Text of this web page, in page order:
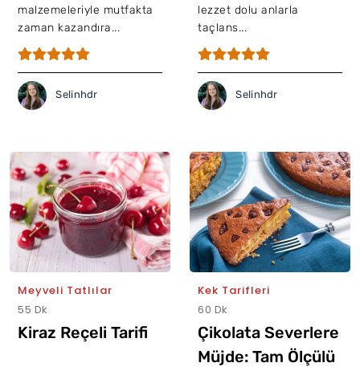
malzemeleriyle mutfakta
zaman kazandıra...
Selinhdr
lezzet dolu anlarla
taçlans...
Selinhdr
Meyveli Tatlılar
55 Dk
Kiraz Reçeli Tarifi
Kek Tarifleri
60 Dk
Çikolata Severlere
Müjde: Tam Ölçülü